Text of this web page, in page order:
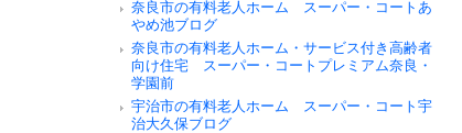
奈良市の有料老人ホーム スーパー・コートあ
やめ池ブログ
奈良市の有料老人ホーム・サービス付き高齢者
向け住宅 スーパー・コートプレミアム奈良・
学園前
宇治市の有料老人ホーム スーパー・コート宇
治大久保ブログ